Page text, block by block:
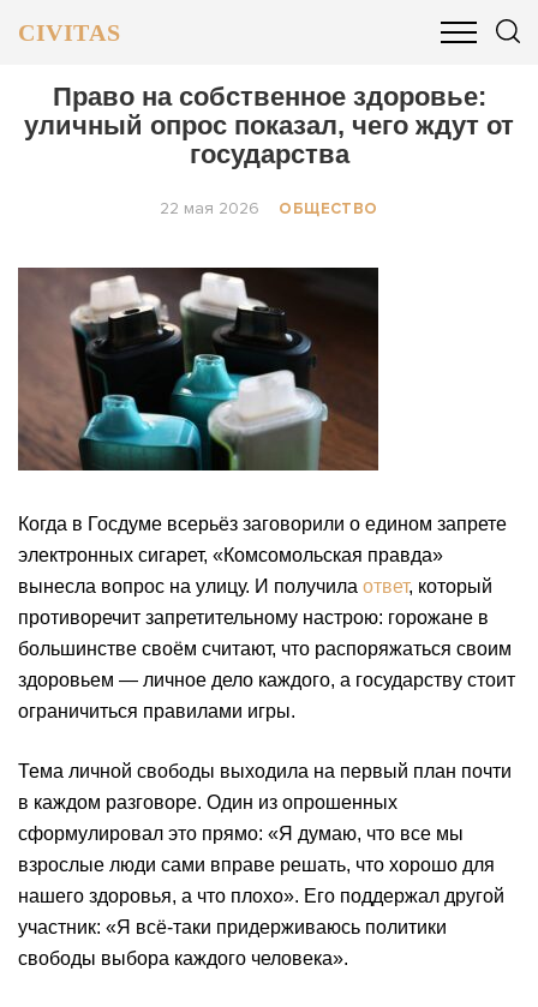
CIVITAS
ОБЩЕСТВО БИЗНЕС И ФИНАНСЫ
Право на собственное здоровье:
уличный опрос показал, чего ждут от
государства
22 мая 2026 ОБЩЕСТВО
Когда в Госдуме всерьёз заговорили о едином запрете
электронных сигарет, «Комсомольская правда»
вынесла вопрос на улицу. И получила ответ, который
противоречит запретительному настрою: горожане в
большинстве своём считают, что распоряжаться своим
здоровьем — личное дело каждого, а государству стоит
ограничиться правилами игры.
Тема личной свободы выходила на первый план почти
в каждом разговоре. Один из опрошенных
сформулировал это прямо: «Я думаю, что все мы
взрослые люди сами вправе решать, что хорошо для
нашего здоровья, а что плохо». Его поддержал другой
участник: «Я всё-таки придерживаюсь политики
свободы выбора каждого человека».